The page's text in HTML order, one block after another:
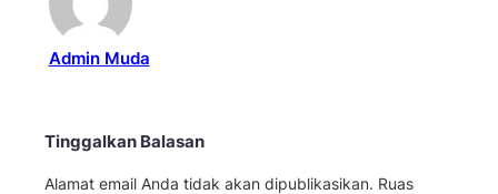
Admin Muda
Tinggalkan Balasan
Alamat email Anda tidak akan dipublikasikan. Ruas